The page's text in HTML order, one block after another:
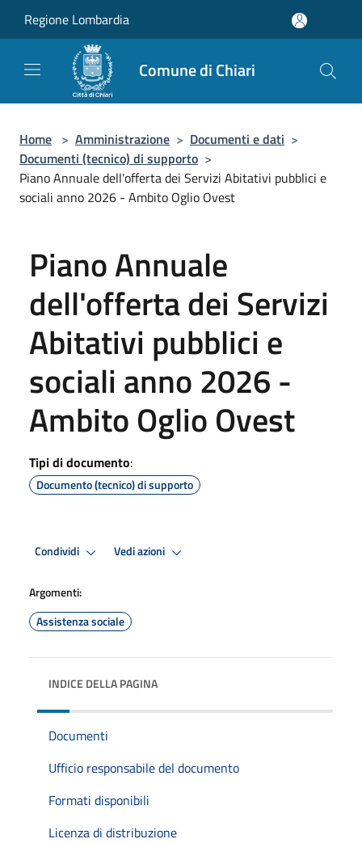
Regione Lombardia
Comune di Chiari
Home > Amministrazione > Documenti e dati >
Documenti (tecnico) di supporto >
Piano Annuale dell'offerta dei Servizi Abitativi pubblici e
sociali anno 2026 - Ambito Oglio Ovest
Piano Annuale
dell'offerta dei Servizi
Abitativi pubblici e
sociali anno 2026 -
Ambito Oglio Ovest
Tipi di documento:
Documento (tecnico) di supporto
Condividi Vedi azioni
Argomenti:
Assistenza sociale
INDICE DELLA PAGINA
Documenti
Ufficio responsabile del documento
Formati disponibili
Licenza di distribuzione